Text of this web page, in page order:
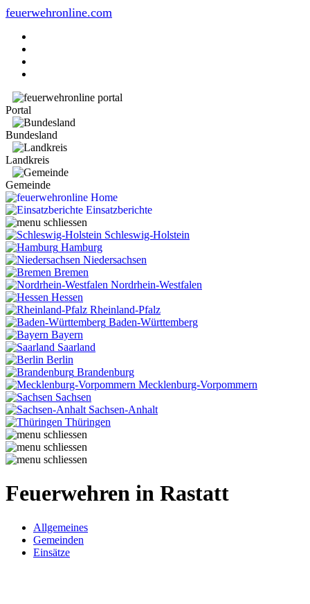
feuerwehronline.com
Portal
Bundesland
Landkreis
Gemeinde
Home
Einsatzberichte
Schleswig-Holstein
Hamburg
Niedersachsen
Bremen
Nordrhein-Westfalen
Hessen
Rheinland-Pfalz
Baden-Württemberg
Bayern
Saarland
Berlin
Brandenburg
Mecklenburg-Vorpommern
Sachsen
Sachsen-Anhalt
Thüringen
Feuerwehren in Rastatt
Allgemeines
Gemeinden
Einsätze